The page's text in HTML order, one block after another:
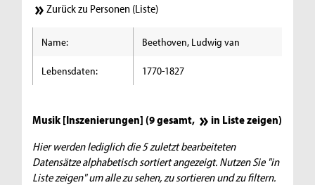
Zurück zu Personen (Liste)
Name: Beethoven, Ludwig van
Lebensdaten: 1770-1827
Musik [Inszenierungen] (9 gesamt, in Liste zeigen)
Hier werden lediglich die 5 zuletzt bearbeiteten
Datensätze alphabetisch sortiert angezeigt. Nutzen Sie "in
Liste zeigen" um alle zu sehen, zu sortieren und zu filtern.